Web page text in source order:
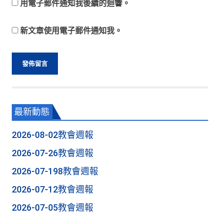
用電子郵件通知我後續的迴響。
新文章使用電子郵件通知我。
最新動態
2026-08-02教會週報
2026-07-26教會週報
2026-07-198教會週報
2026-07-12教會週報
2026-07-05教會週報